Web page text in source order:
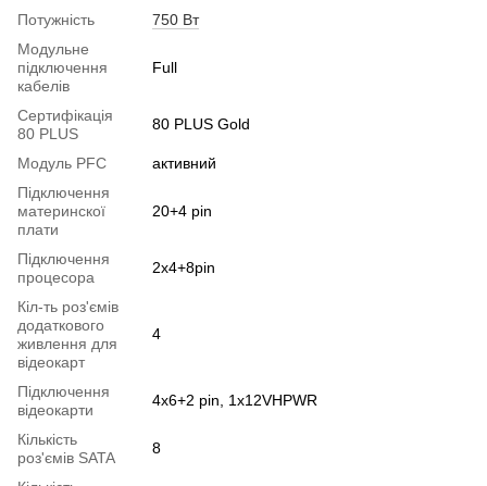
Потужність
750 Вт
Модульне
підключення
кабелів
Full
Сертифікація
80 PLUS
80 PLUS Gold
Модуль PFC
активний
Підключення
материнскої
плати
20+4 pin
Підключення
процесора
2x4+8pin
Кіл-ть роз'ємів
додаткового
живлення для
відеокарт
4
Підключення
відеокарти
4x6+2 pin, 1x12VHPWR
Кількість
роз'ємів SATA
8